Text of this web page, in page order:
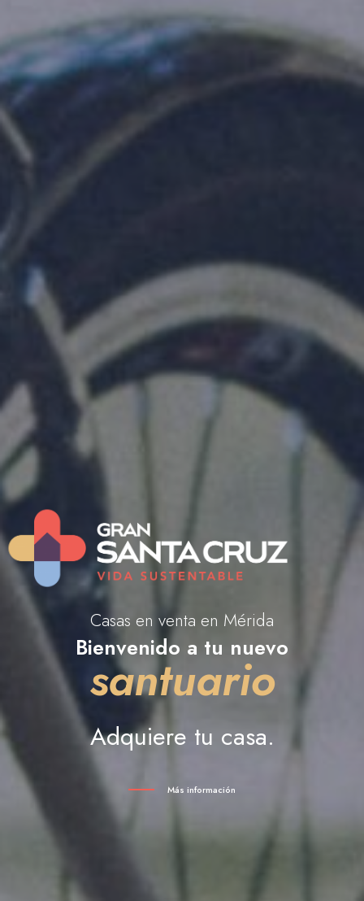
Casas en venta en Mérida
Bienvenido a tu nuevo
santuario
Adquiere tu casa.
Más información